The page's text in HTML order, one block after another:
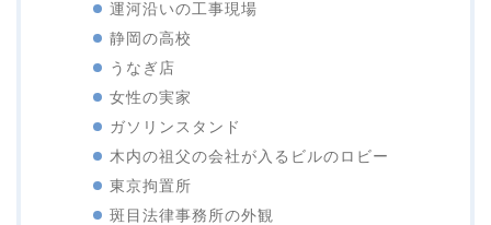
運河沿いの工事現場
静岡の高校
うなぎ店
女性の実家
ガソリンスタンド
木内の祖父の会社が入るビルのロビー
東京拘置所
斑目法律事務所の外観